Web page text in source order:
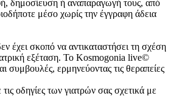
δημοσίευση ή αναπαραγωγή τους, από
μέσο χωρίς την έγγραφη άδεια
έχει σκοπό να αντικαταστήσει τη σχέση
εξέταση. Το Kosmogonia live©
συμβουλές, ερμηνεύοντας τις θεραπείες
οδηγίες των γιατρών σας σχετικά με